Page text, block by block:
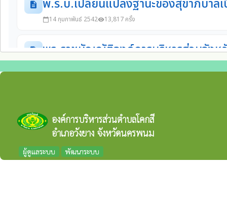
องค์การบริหารส่วนตำบลโคกสี
อำเภอวังยาง จังหวัดนครพนม
ผู้ดูแลระบบ พัฒนาระบบ